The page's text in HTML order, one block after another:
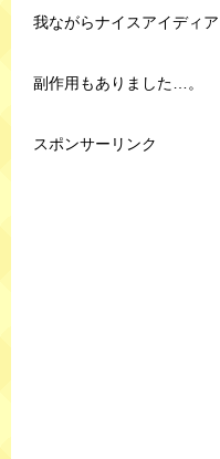
我ながらナイスアイディ
副作用もありました…。
スポンサーリンク